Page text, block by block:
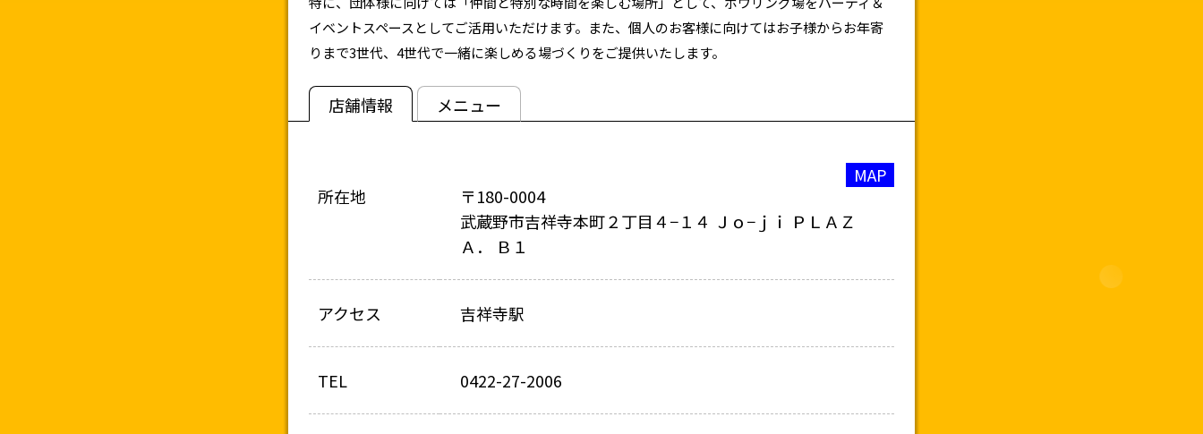
イベントスペースとしてご活用いただけます。また、個人のお客様に向けてはお子様からお年寄
りまで3世代、4世代で一緒に楽しめる場づくりをご提供いたします。
店舗情報 メニュー
所在地
〒180-0004
武蔵野市吉祥寺本町２丁目４−１４ Ｊｏ−ｊｉ ＰＬＡＺ
Ａ． Ｂ１
MAP
アクセス 吉祥寺駅
TEL 0422-27-2006